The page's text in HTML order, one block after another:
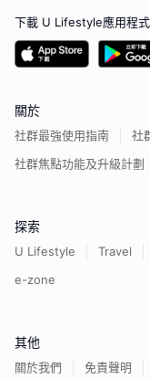
下載 U Lifestyle應用程式
關於
社群最強使用指南
社
社群焦點功能及升級計劃
探索
U Lifestyle Travel
e-zone
其他
關於我們 免責聲明